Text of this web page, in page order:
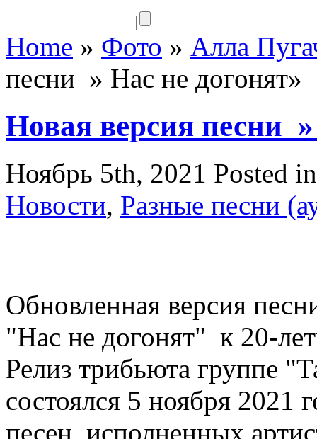
Home » Фото » Алла
песни » Нас не догонят»
Новая версия песни
Ноябрь 5th, 2021 Posted
Новости, Разные песни
Обновленная версия
"Нас не догонят" к 20-
Релиз трибьюта группе
состоялся 5 ноября 2021
песен, исполненных